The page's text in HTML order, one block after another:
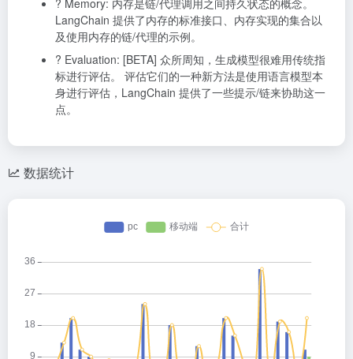
? Memory: 内存是链/代理调用之间持久状态的概念。
LangChain 提供了内存的标准接口、内存实现的集合以
及使用内存的链/代理的示例。
? Evaluation: [BETA] 众所周知，生成模型很难用传统指
标进行评估。 评估它们的一种新方法是使用语言模型本
身进行评估，LangChain 提供了一些提示/链来协助这一
点。
数据统计